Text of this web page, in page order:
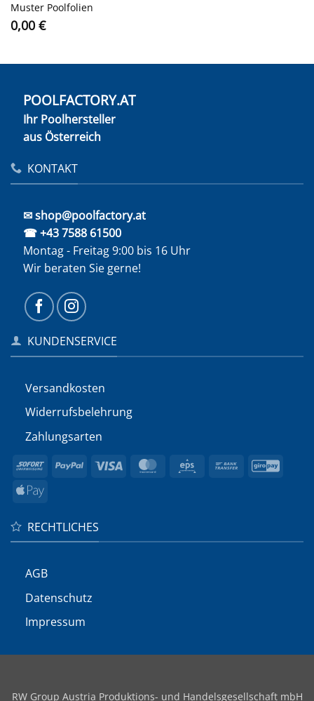
Muster Poolfolien
0,00 €
POOLFACTORY.AT
Ihr Poolhersteller
aus Österreich
KONTAKT
✉ shop@poolfactory.at
☎ +43 7588 61500
Montag - Freitag 9:00 bis 16 Uhr
Wir beraten Sie gerne!
KUNDENSERVICE
Versandkosten
Widerrufs­belehrung
Zahlungsarten
Sofort PayPal Visa MasterCard
Eps
Bank
Apple
RECHTLICHES
AGB
Datenschutz
Impressum
RW Group Austria Produktions- und Handelsgesellschaft mbH